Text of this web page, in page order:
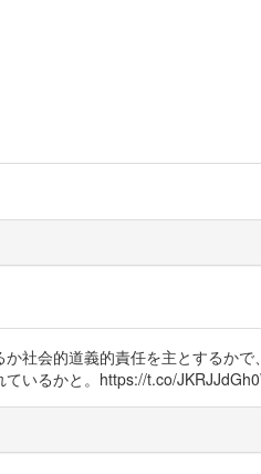
社会的道義的責任を主とするか
いるかと。https://t.co/